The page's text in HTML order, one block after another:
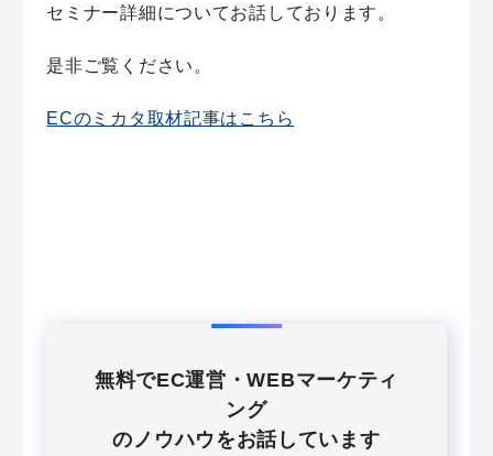
セミナー詳細についてお話しております。
是非ご覧ください。
ECのミカタ取材記事はこちら
無料でEC運営・WEBマーケティ
ング
のノウハウをお話しています